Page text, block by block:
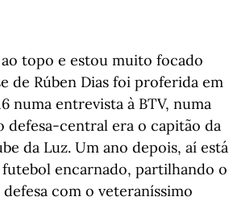
topo e estou muito focado
de Rúben Dias foi proferida em
numa entrevista à BTV, numa
defesa-central era o capitão da
da Luz. Um ano depois, aí está
encarnado, partilhando o
com o veteraníssimo